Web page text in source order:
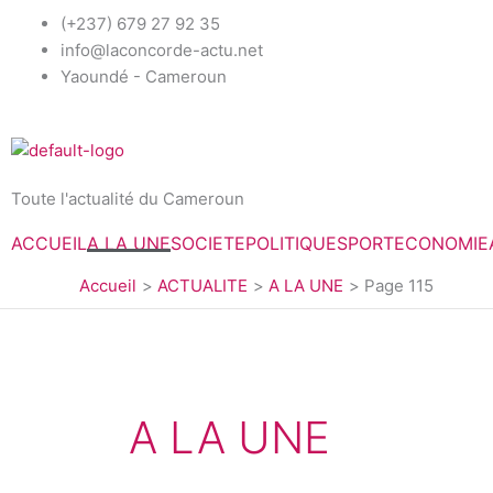
(+237) 679 27 92 35
info@laconcorde-actu.net
Yaoundé - Cameroun
Toute l'actualité du Cameroun
ACCUEILA LA UNESOCIETEPOLITIQUESPORTECONOMIE
Accueil ACTUALITE A LA UNE Page 115
A LA UNE